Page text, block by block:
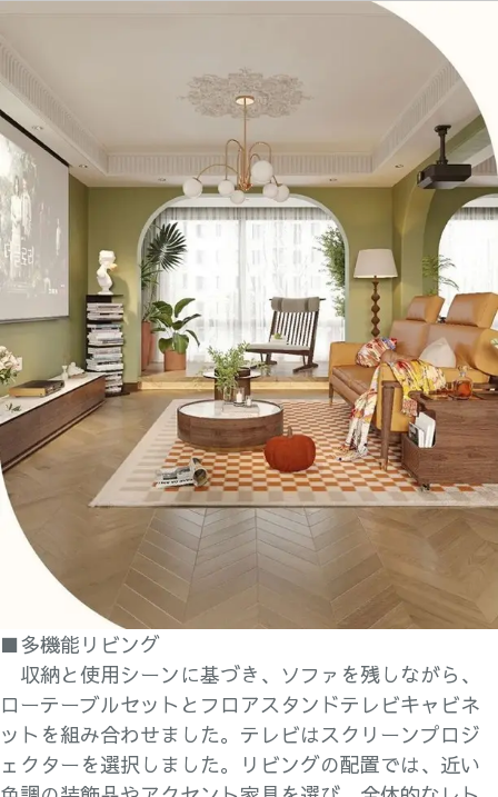
■多機能リビング
収納と使用シーンに基づき、ソファを残しながら、
ローテーブルセットとフロアスタンドテレビキャビネ
ットを組み合わせました。テレビはスクリーンプロジ
ェクターを選択しました。リビングの配置では、近い